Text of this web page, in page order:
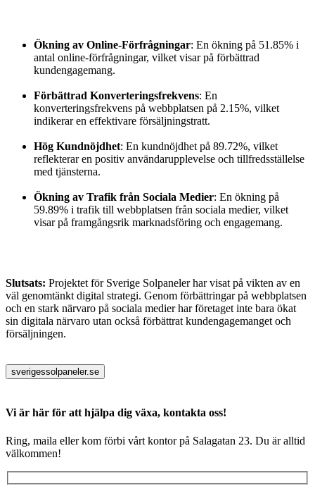
Ökning av Online-Förfrågningar: En ökning på 51.85% i
antal online-förfrågningar, vilket visar på förbättrad
kundengagemang.
Förbättrad Konverteringsfrekvens: En
konverteringsfrekvens på webbplatsen på 2.15%, vilket
indikerar en effektivare försäljningstratt.
Hög Kundnöjdhet: En kundnöjdhet på 89.72%, vilket
reflekterar en positiv användarupplevelse och tillfredsställelse
med tjänsterna.
Ökning av Trafik från Sociala Medier: En ökning på
59.89% i trafik till webbplatsen från sociala medier, vilket
visar på framgångsrik marknadsföring och engagemang.
Slutsats: Projektet för Sverige Solpaneler har visat på vikten av en
väl genomtänkt digital strategi. Genom förbättringar på webbplatsen
och en stark närvaro på sociala medier har företaget inte bara ökat
sin digitala närvaro utan också förbättrat kundengagemanget och
försäljningen.
sverigessolpaneler.se
Vi är här för att hjälpa dig växa, kontakta oss!
Ring, maila eller kom förbi vårt kontor på Salagatan 23. Du är alltid
välkommen!